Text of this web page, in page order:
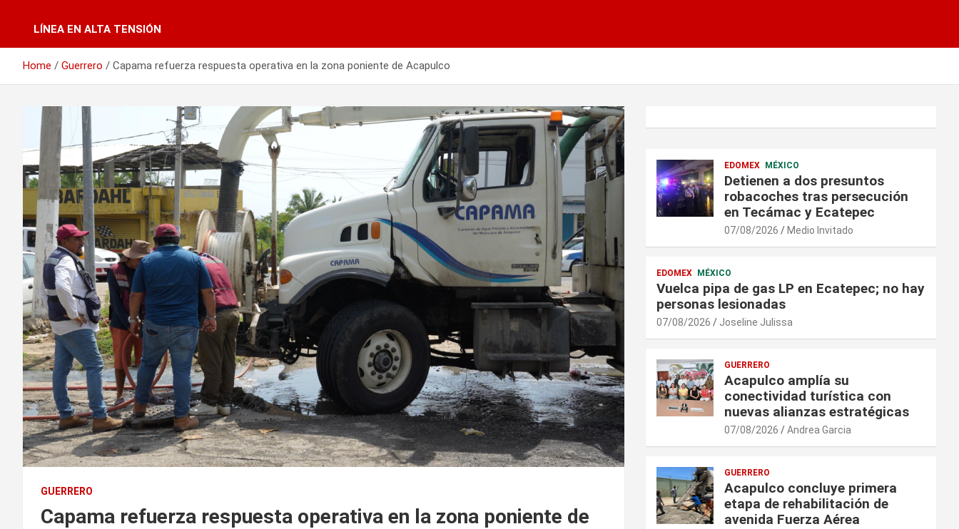
LÍNEA EN ALTA TENSIÓN
Home Guerrero Capama refuerza respuesta operativa en la zona poniente de Acapulco
GUERRERO
Capama refuerza respuesta operativa en la zona poniente de
EDOMEX MÉXICO
Detienen a dos presuntos
robacoches tras persecución
en Tecámac y Ecatepec
07/08/2026 Medio Invitado
EDOMEX MÉXICO
Vuelca pipa de gas LP en Ecatepec; no hay
personas lesionadas
07/08/2026 Joseline Julissa
GUERRERO
Acapulco amplía su
conectividad turística con
nuevas alianzas estratégicas
07/08/2026 Andrea Garcia
GUERRERO
Acapulco concluye primera
etapa de rehabilitación de
avenida Fuerza Aérea